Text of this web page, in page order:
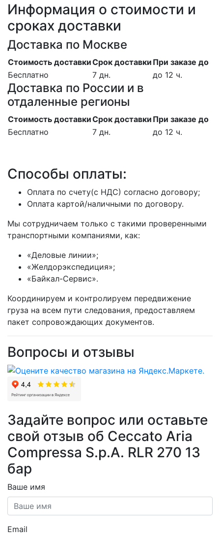
Информация о стоимости и
сроках доставки
Доставка по Москве
Стоимость доставкиСрок доставки При заказе до
Бесплатно
7 дн. до 12 ч.
Доставка по России и в
отдаленные регионы
Стоимость доставкиСрок доставки При заказе до
Бесплатно
7 дн. до 12 ч.
Способы оплаты:
Оплата по счету(с НДС) согласно договору;
Оплата картой/наличными по договору.
Мы сотрудничаем только с такими проверенными
транспортными компаниями, как:
«Деловые линии»;
«Желдорэкспедиция»;
«Байкал-Сервис».
Координируем и контролируем передвижение
груза на всем пути следования, предоставляем
пакет сопровождающих документов.
Вопросы и отзывы
Задайте вопрос или оставьте
свой отзыв об Ceccato Aria
Compressa S.p.A. RLR 270 13
бар
Ваше имя
Email